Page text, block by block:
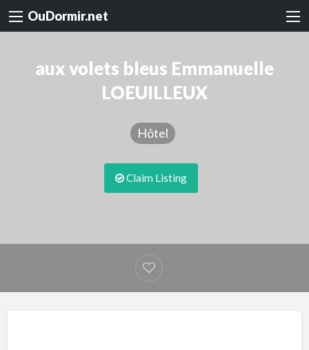
OuDormir.net
aux volets bleus Emmanuelle
LOEUILLEUX
Hôtel
Claim Listing